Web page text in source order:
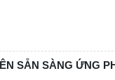
SẴN SÀNG ỨNG